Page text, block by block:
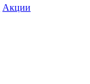
Акции